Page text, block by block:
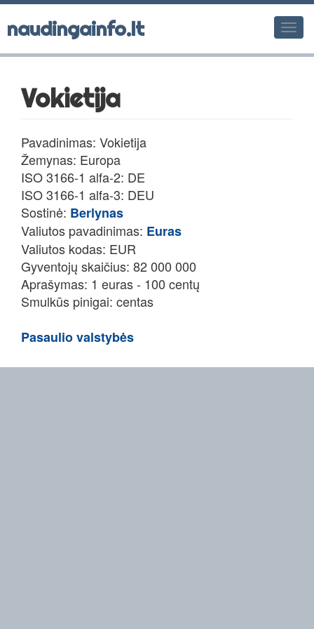
naudingainfo.lt
Vokietija
Pavadinimas: Vokietija
Žemynas: Europa
ISO 3166-1 alfa-2: DE
ISO 3166-1 alfa-3: DEU
Sostinė: Berlynas
Valiutos pavadinimas: Euras
Valiutos kodas: EUR
Gyventojų skaičius: 82 000 000
Aprašymas: 1 euras - 100 centų
Smulkūs pinigai: centas
Pasaulio valstybės